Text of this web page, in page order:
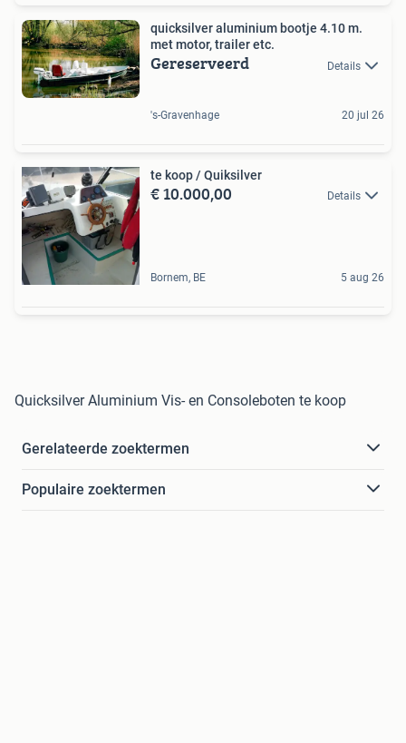
quicksilver aluminium bootje 4.10 m.
met motor, trailer etc.
Gereserveerd Details
's-Gravenhage 20 jul 26
te koop / Quiksilver
€ 10.000,00 Details
Bornem, BE 5 aug 26
Quicksilver Aluminium Vis- en Consoleboten te koop
Gerelateerde zoektermen
Populaire zoektermen